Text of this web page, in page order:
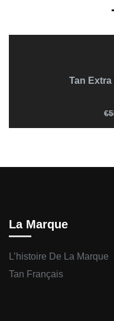
Tan
€
La Marque
L’histoire De La Marque
Tan Français